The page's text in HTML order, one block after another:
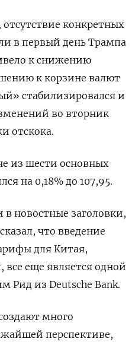
конкретных
в первый день Трампа
к снижению
к корзине валют
стабилизировался и
во вторник
отскока.
из шести основных
на 0,18% до 107,95​.
новостные заголовки,
что введение
для Китая,
еще является одной
Рид из Deutsche Bank.
много
перспективе,